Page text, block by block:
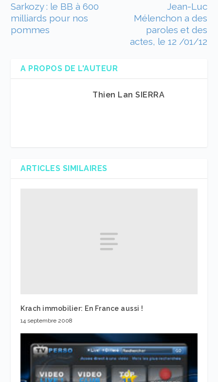
Sarkozy : le BB à 600
milliards pour nos
pommes
Jean-Luc
Mélenchon a des
paroles et des
actes, le 12 /01/12
A PROPOS DE L'AUTEUR
Thien Lan SIERRA
ARTICLES SIMILAIRES
Krach immobilier: En France aussi !
14 septembre 2008